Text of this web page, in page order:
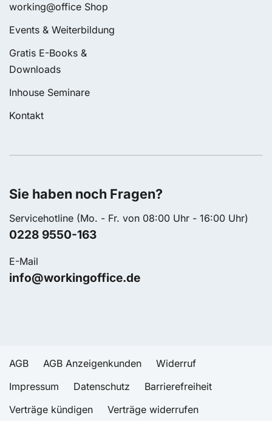
working@office Shop
Events & Weiterbildung
Gratis E-Books &
Downloads
Inhouse Seminare
Kontakt
Sie haben noch Fragen?
Servicehotline (Mo. - Fr. von 08:00 Uhr - 16:00 Uhr)
0228 9550-163
E-Mail
info@workingoffice.de
AGB AGB Anzeigenkunden
Widerruf
Impressum
Datenschutz
Barrierefreiheit
Verträge kündigen
Verträge widerrufen